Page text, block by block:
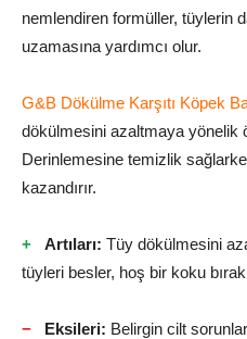
nemlendiren formüller, tüylerin
uzamasına yardımcı olur.
G&B Dökülme Karşıtı Köpek
dökülmesini azaltmaya yönelik
Derinlemesine temizlik
kazandırır.
Artıları: Tüy dökülmesini
tüyleri besler, hoş bir koku
Eksileri: Belirgin cilt